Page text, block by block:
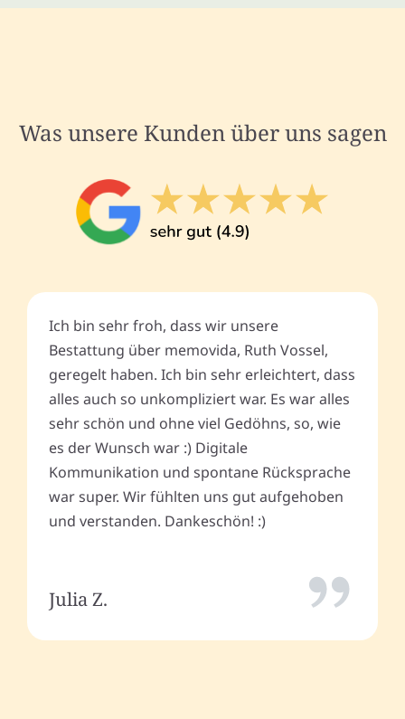
Was unsere Kunden über uns sagen
Ich bin sehr froh, dass wir unsere
Bestattung über memovida, Ruth Vossel,
geregelt haben. Ich bin sehr erleichtert, dass
alles auch so unkompliziert war. Es war alles
sehr schön und ohne viel Gedöhns, so, wie
es der Wunsch war :) Digitale
Kommunikation und spontane Rücksprache
war super. Wir fühlten uns gut aufgehoben
und verstanden. Dankeschön! :)
Julia Z.